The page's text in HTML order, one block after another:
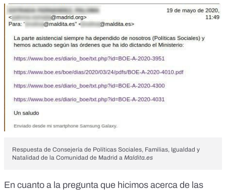
Respuesta de Consejería de Políticas Sociales, Familias, Igualdad y
Natalidad de la Comunidad de Madrid a Maldita.es
En cuanto a la pregunta que hicimos acerca de las